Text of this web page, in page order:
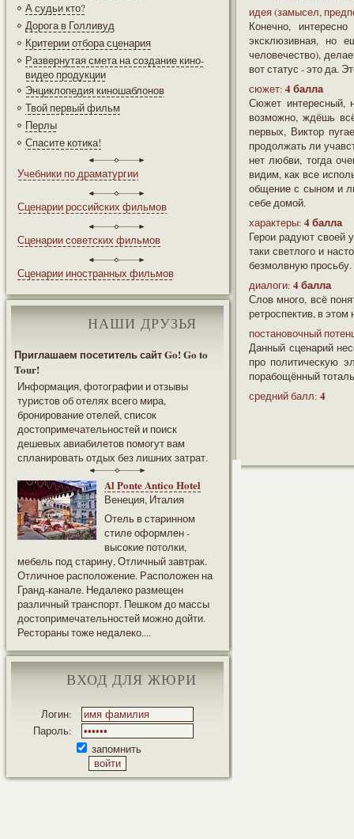
А судьи кто?
Дорога в Голливуд
Критерии отбора сценария
Развернутая смета на создание кино-
видео продукции
Энциклопедия киношаблонов
Твой первый фильм
Перлы
Спасите котика!
Учебники по драматургии
Сценарии российских фильмов
Сценарии советских фильмов
Сценарии иностранных фильмов
НАШИ ДРУЗЬЯ
Приглашаем посетитель сайт Go! Go to
Tour!
Информация, фотографии и отзывы
туристов об отелях всего мира,
бронирование отелей, список
достопримечательностей и поиск
дешевых авиабилетов помогут вам
спланировать отдых без лишних затрат.
Al Ponte Antico Hotel
Венеция, Италия
Отель в старинном
стиле оформлен -
высокие потолки,
мебель под старину, Отличный завтрак.
Отличное расположение. Расположен на
Гранд-канале. Недалеко размещен
различный транспорт. Пешком до массы
достопримечательностей можно дойти.
Рестораны тоже недалеко....
ВХОД ДЛЯ ЖЮРИ
Логин:
Пароль:
запомнить
идея (замысел,
Конечно,
эксклюзивная, но
человечество),
вот статус - это да.
сюжет: 4 балла
Сюжет интересный,
возможно, ждёшь
первых, Виктор
продолжать ли
нет любви, тогда
видим, как все
общение с сыном и
себе домой.
характеры: 4 балла
Герои радуют своей
таки светлого и
безмолвную просьбу.
диалоги: 4 балла
Слов много, всё
ретроспектив, в
постановочный
Данный сценарий
про политическую
порабощённый
средний балл: 4